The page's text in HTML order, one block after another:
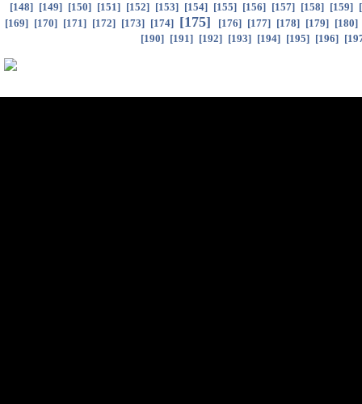
[148] [149] [150] [151] [152] [153] [154] [155] [156] [157] [158] [159] [
[169] [170] [171] [172] [173] [174] [175] [176] [177] [178] [179] [180]
[190] [191] [192] [193] [194] [195] [196] [